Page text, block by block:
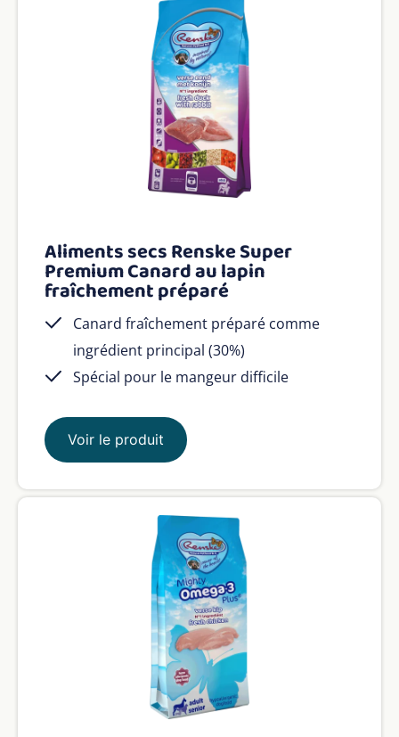
Aliments secs Renske Super
Premium Canard au lapin
fraîchement préparé
Canard fraîchement préparé comme
ingrédient principal (30%)
Spécial pour le mangeur difficile
Voir le produit